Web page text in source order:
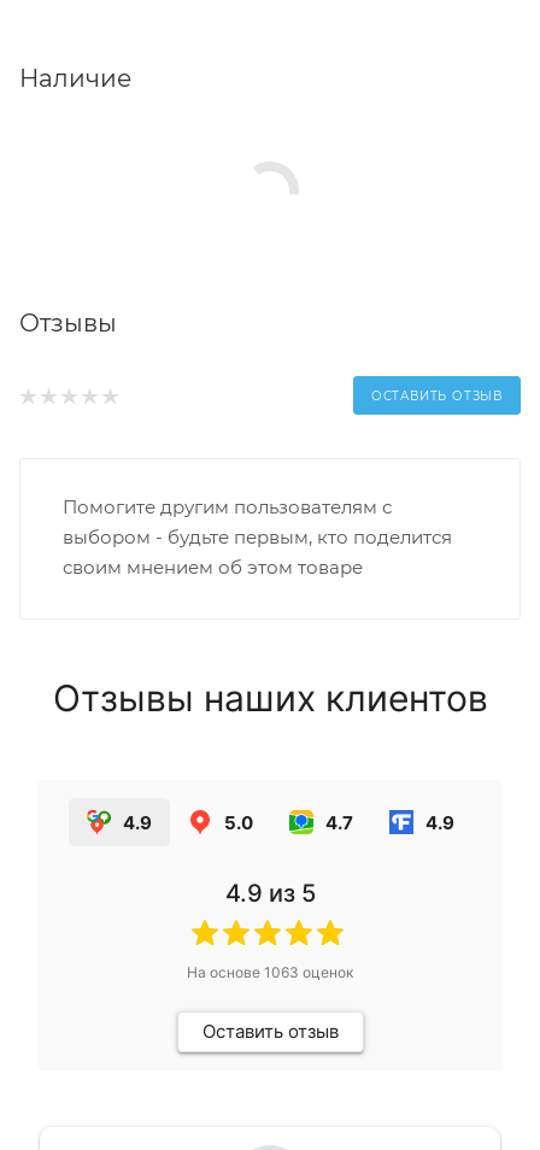
Наличие
Отзывы
ОСТАВИТЬ ОТЗЫВ
Помогите другим пользователям с
выбором - будьте первым, кто поделится
своим мнением об этом товаре
Отзывы наших клиентов
4.9 5.0 4.7 4.9
4.9 из 5
На основе 1063 оценок
Оставить отзыв